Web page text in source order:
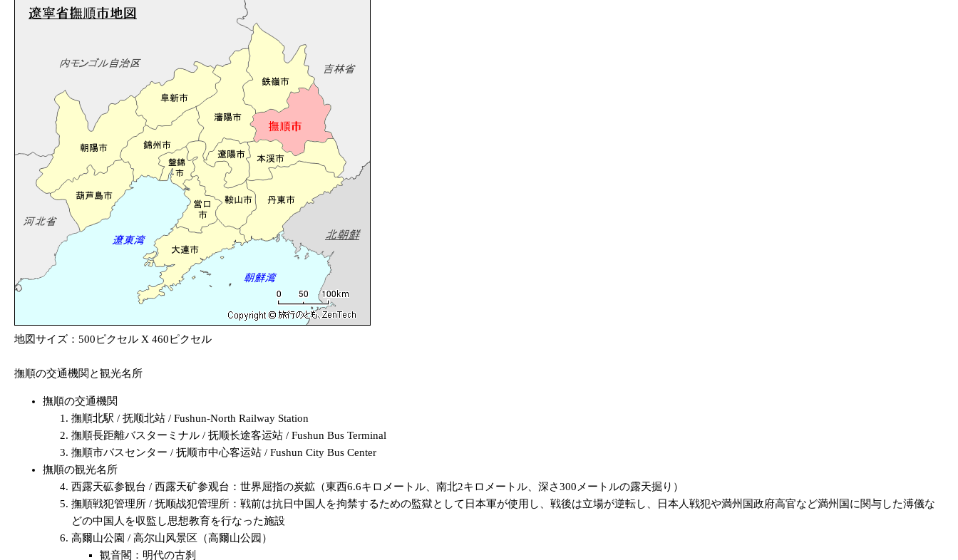
地図サイズ：500ピクセル X 460ピクセル
撫順の交通機関と観光名所
撫順の交通機関
撫順北駅 / 抚顺北站 / Fushun-North Railway Station
撫順長距離バスターミナル / 抚顺长途客运站 / Fushun Bus Terminal
撫順市バスセンター / 抚顺市中心客运站 / Fushun City Bus Center
撫順の観光名所
西露天砿参観台 / 西露天矿参观台：世界屈指の炭鉱（東西6.6キロメートル、南北2キロメートル、深さ300メートルの露天掘り）
撫順戦犯管理所 / 抚顺战犯管理所：戦前は抗日中国人を拘禁するための監獄として日本軍が使用し、戦後は立場が逆転し、日本人戦犯や満州国政府高官など満州国に関与した溥儀な
どの中国人を収監し思想教育を行なった施設
高爾山公園 / 高尔山风景区（高爾山公园）
観音閣：明代の古刹